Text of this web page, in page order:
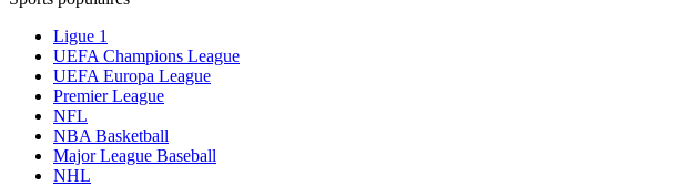
Ligue 1
UEFA Champions League
UEFA Europa League
Premier League
NFL
NBA Basketball
Major League Baseball
NHL